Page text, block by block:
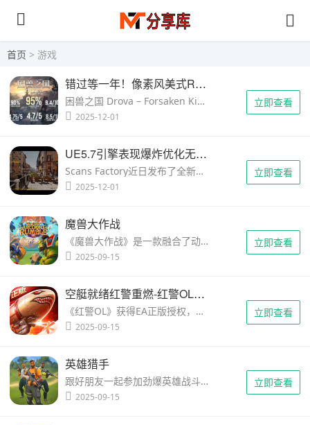
首页 > 游戏
错过等一年！像素风美式RPG《困兽之国 Drova》官中上线特惠倒计时三天
困兽之国 Drova – Forsaken Kin》是一款受经典黑暗风格和凯尔特神话神秘魅力启发的像素风格动作角色扮演游戏。本作于2024年10月于Steam平台首发，目前累计已超过8000人为该作打出超94%的特别好评。 《困兽之……
2025-12-01
立即查看
UE5.7引擎表现爆炸优化无敌！5090跑4K稳定60FPS
Scans Factory近日发布了全新的Unreal Engine 5.7次世代技术Demo，向全球玩家展示了最新版UE5引擎在图形和性能上的惊人潜力。 这款Demo以意大利著名水城威尼斯为主题，充分利用了Lumen全局光照和Nanite虚拟几何体……
2025-12-01
立即查看
魔兽大作战
《魔兽大作战》是一款融合了动作和策略元素的移动端游戏，让玩家可以统率魔兽宇宙中的棋子，在史诗般的战斗中感受激烈的对抗。无论是独自享受宏大的战役，还是在热血澎湃的竞技对抗中与敌人正面交锋，这款游戏都能……
2025-09-15
立即查看
空艇就绪红警重燃-红警OL手游
《红警OL》获得EA正版授权，是以经典PC游戏“红警”为基础开发的全新手游。游戏以创新的战争策略玩法、多维的自由科技辅助、实时的世界联盟混战四大特色为依托，迅速成为国内高人气战争策略游戏。战斗号角已经吹响，……
2025-09-15
立即查看
英雄猎手
跟好朋友一起参加劲爆英雄战斗， 收集并操作超过100个玩法各异的英雄！ 一人玩单机闯关模式，跟好朋友们玩联机战斗模式，跟全世界的玩家竞技PVP战斗模式！每天还有新奇活动等你来玩，玩法因有尽有！ 世界级游戏内……
2025-09-15
立即查看